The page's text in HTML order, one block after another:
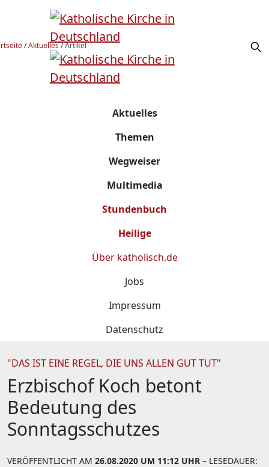
/Aktuelles/Artikel
Aktuelles
Themen
Wegweiser
Multimedia
Stundenbuch
Heilige
Über katholisch.de
Jobs
Impressum
Datenschutz
"DAS IST EINE REGEL, DIE UNS ALLEN GUT TUT"
Erzbischof Koch betont
Bedeutung des
Sonntagsschutzes
VERÖFFENTLICHT AM 26.08.2020 UM 11:12 UHR – LESEDAUER: